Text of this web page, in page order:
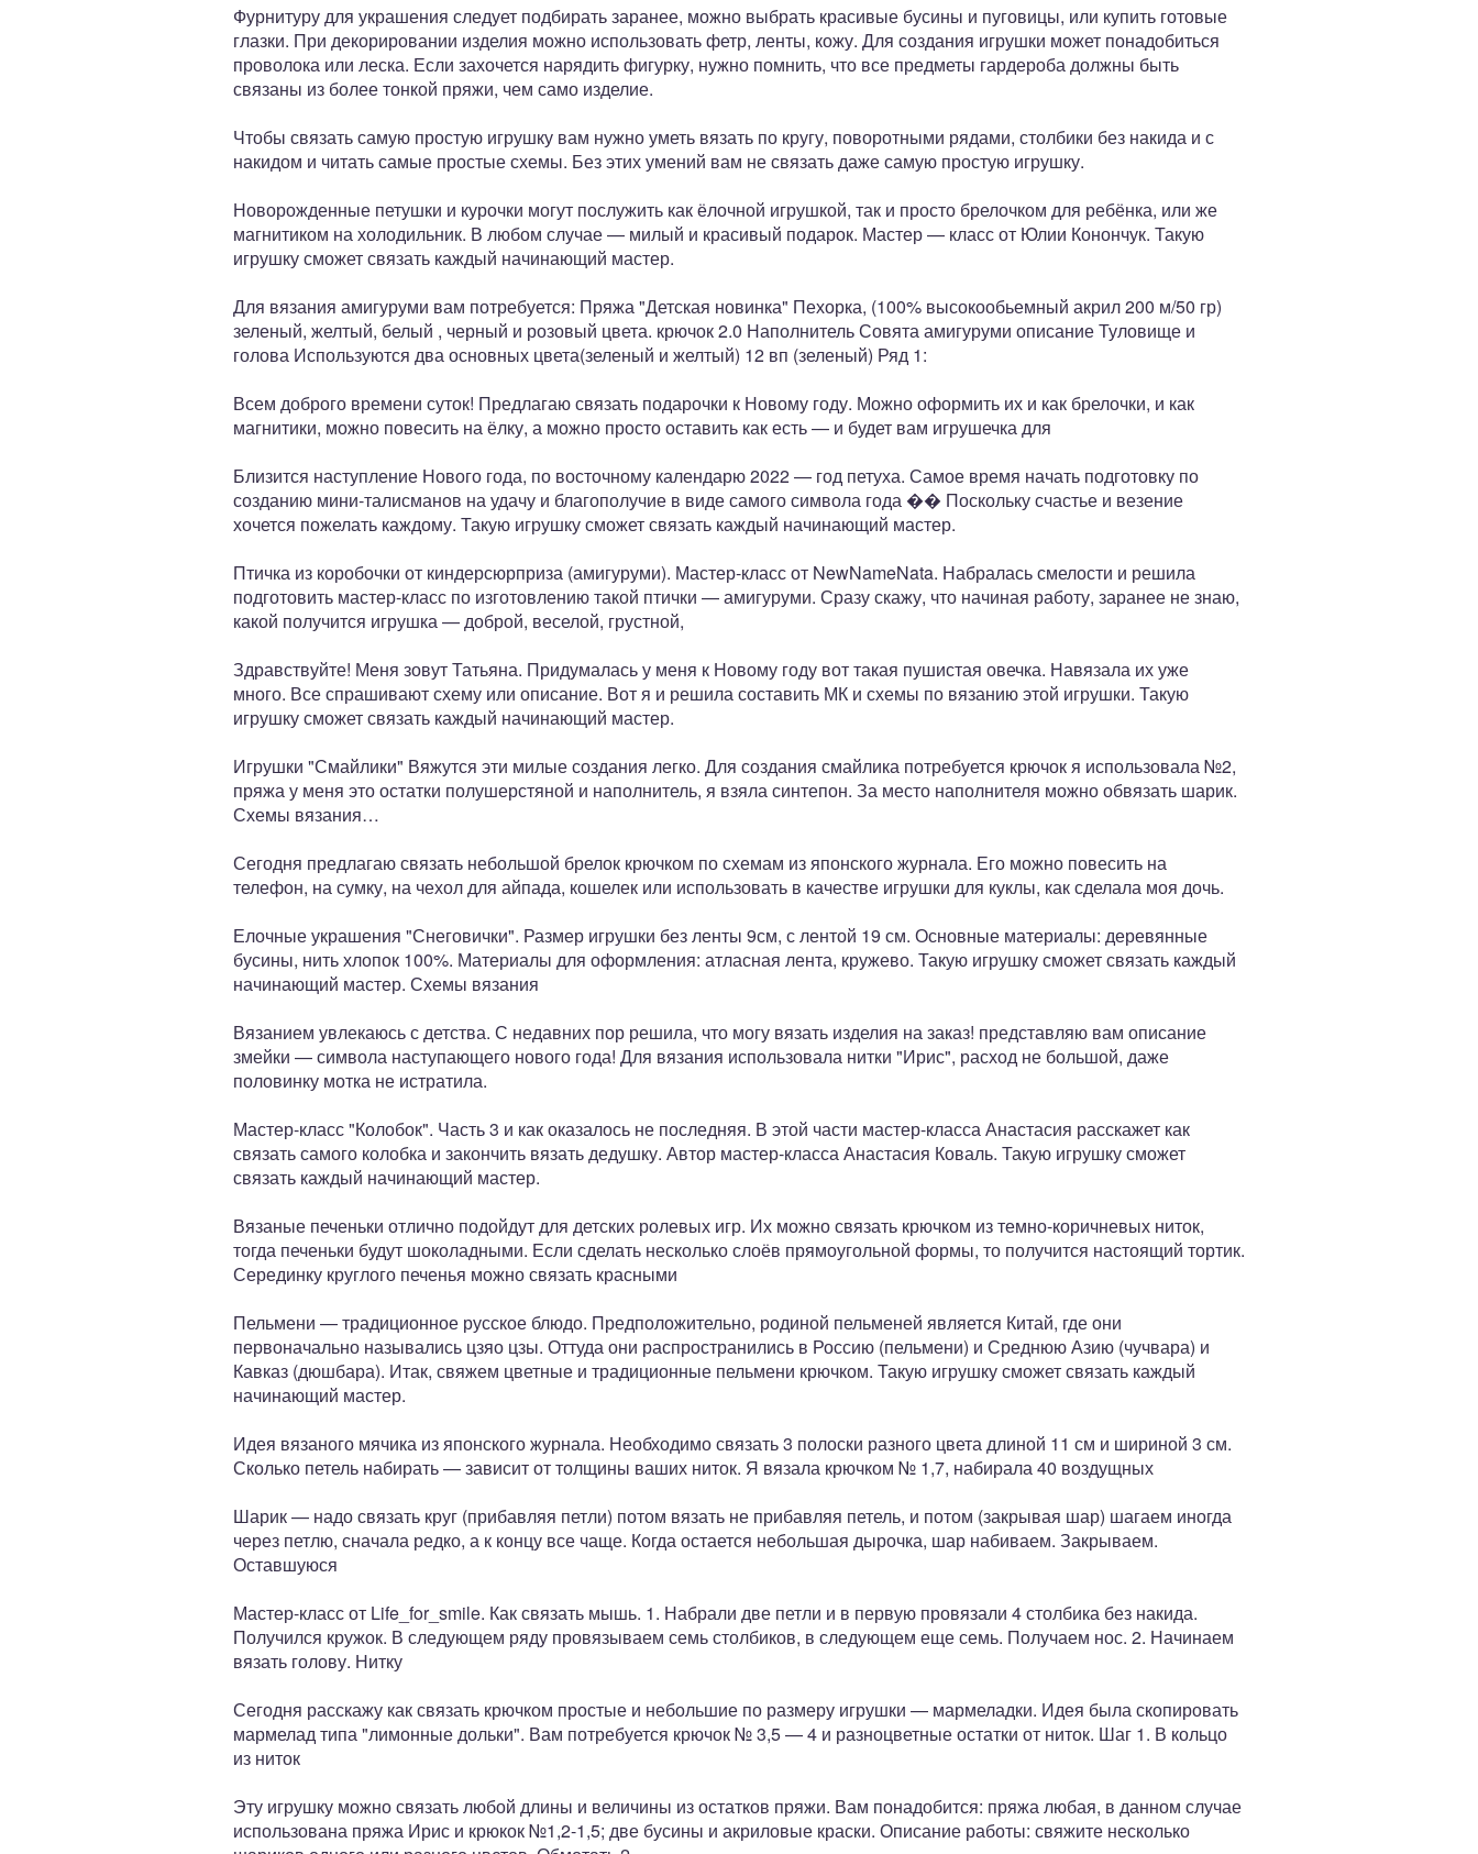
Фурнитуру для украшения следует подбирать заранее, можно выбрать красивые бусины и пуговицы, или купить готовые
глазки. При декорировании изделия можно использовать фетр, ленты, кожу. Для создания игрушки может понадобиться
проволока или леска. Если захочется нарядить фигурку, нужно помнить, что все предметы гардероба должны быть
связаны из более тонкой пряжи, чем само изделие.
Чтобы связать самую простую игрушку вам нужно уметь вязать по кругу, поворотными рядами, столбики без накида и с
накидом и читать самые простые схемы. Без этих умений вам не связать даже самую простую игрушку.
Новорожденные петушки и курочки могут послужить как ёлочной игрушкой, так и просто брелочком для ребёнка, или же
магнитиком на холодильник. В любом случае — милый и красивый подарок. Мастер — класс от Юлии Конончук. Такую
игрушку сможет связать каждый начинающий мастер.
Для вязания амигуруми вам потребуется: Пряжа "Детская новинка" Пехорка, (100% высокообьемный акрил 200 м/50 гр)
зеленый, желтый, белый , черный и розовый цвета. крючок 2.0 Наполнитель Совята амигуруми описание Туловище и
голова Используются два основных цвета(зеленый и желтый) 12 вп (зеленый) Ряд 1:
Всем доброго времени суток! Предлагаю связать подарочки к Новому году. Можно оформить их и как брелочки, и как
магнитики, можно повесить на ёлку, а можно просто оставить как есть — и будет вам игрушечка для
Близится наступление Нового года, по восточному календарю 2022 — год петуха. Самое время начать подготовку по
созданию мини-талисманов на удачу и благополучие в виде самого символа года �� Поскольку счастье и везение
хочется пожелать каждому. Такую игрушку сможет связать каждый начинающий мастер.
Птичка из коробочки от киндерсюрприза (амигуруми). Мастер-класс от NewNameNata. Набралась смелости и решила
подготовить мастер-класс по изготовлению такой птички — амигуруми. Сразу скажу, что начиная работу, заранее не знаю,
какой получится игрушка — доброй, веселой, грустной,
Здравствуйте! Меня зовут Татьяна. Придумалась у меня к Новому году вот такая пушистая овечка. Навязала их уже
много. Все спрашивают схему или описание. Вот я и решила составить МК и схемы по вязанию этой игрушки. Такую
игрушку сможет связать каждый начинающий мастер.
Игрушки "Смайлики" Вяжутся эти милые создания легко. Для создания смайлика потребуется крючок я использовала №2,
пряжа у меня это остатки полушерстяной и наполнитель, я взяла синтепон. За место наполнителя можно обвязать шарик.
Схемы вязания…
Сегодня предлагаю связать небольшой брелок крючком по схемам из японского журнала. Его можно повесить на
телефон, на сумку, на чехол для айпада, кошелек или использовать в качестве игрушки для куклы, как сделала моя дочь.
Елочные украшения "Снеговички". Размер игрушки без ленты 9см, с лентой 19 см. Основные материалы: деревянные
бусины, нить хлопок 100%. Материалы для оформления: атласная лента, кружево. Такую игрушку сможет связать каждый
начинающий мастер. Схемы вязания
Вязанием увлекаюсь с детства. С недавних пор решила, что могу вязать изделия на заказ! представляю вам описание
змейки — символа наступающего нового года! Для вязания использовала нитки "Ирис", расход не большой, даже
половинку мотка не истратила.
Мастер-класс "Колобок". Часть 3 и как оказалось не последняя. В этой части мастер-класса Анастасия расскажет как
связать самого колобка и закончить вязать дедушку. Автор мастер-класса Анастасия Коваль. Такую игрушку сможет
связать каждый начинающий мастер.
Вязаные печеньки отлично подойдут для детских ролевых игр. Их можно связать крючком из темно-коричневых ниток,
тогда печеньки будут шоколадными. Если сделать несколько слоёв прямоугольной формы, то получится настоящий тортик.
Серединку круглого печенья можно связать красными
Пельмени — традиционное русское блюдо. Предположительно, родиной пельменей является Китай, где они
первоначально назывались цзяо цзы. Оттуда они распространились в Россию (пельмени) и Среднюю Азию (чучвара) и
Кавказ (дюшбара). Итак, свяжем цветные и традиционные пельмени крючком. Такую игрушку сможет связать каждый
начинающий мастер.
Идея вязаного мячика из японского журнала. Необходимо связать 3 полоски разного цвета длиной 11 см и шириной 3 см.
Сколько петель набирать — зависит от толщины ваших ниток. Я вязала крючком № 1,7, набирала 40 воздущных
Шарик — надо связать круг (прибавляя петли) потом вязать не прибавляя петель, и потом (закрывая шар) шагаем иногда
через петлю, сначала редко, а к концу все чаще. Когда остается небольшая дырочка, шар набиваем. Закрываем.
Оставшуюся
Мастер-класс от Life_for_smile. Как связать мышь. 1. Набрали две петли и в первую провязали 4 столбика без накида.
Получился кружок. В следующем ряду провязываем семь столбиков, в следующем еще семь. Получаем нос. 2. Начинаем
вязать голову. Нитку
Сегодня расскажу как связать крючком простые и небольшие по размеру игрушки — мармеладки. Идея была скопировать
мармелад типа "лимонные дольки". Вам потребуется крючок № 3,5 — 4 и разноцветные остатки от ниток. Шаг 1. В кольцо
из ниток
Эту игрушку можно связать любой длины и величины из остатков пряжи. Вам понадобится: пряжа любая, в данном случае
использована пряжа Ирис и крюкок №1,2-1,5; две бусины и акриловые краски. Описание работы: свяжите несколько